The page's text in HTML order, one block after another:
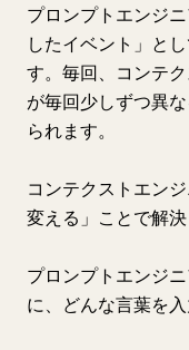
プロンプトエンジ
したイベント」と
す。毎回、コンテ
が毎回少しずつ異
られます。
コンテクストエン
変える」ことで解決
プロンプトエンジ
に、どんな言葉を